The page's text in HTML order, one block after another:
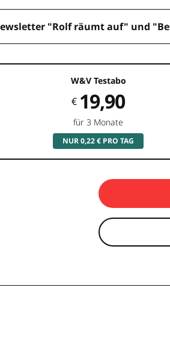
"Rolf räumt auf" und
W&V Testabo
€ 19,90
für 3 Monate
NUR 0,22 € PRO TAG